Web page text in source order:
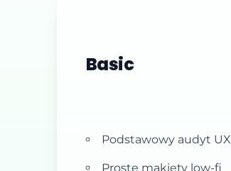
Basic
Podstawowy audyt UX
Proste makiety low-fi